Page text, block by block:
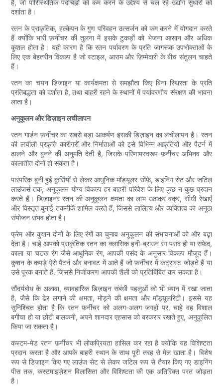
हैं, जो पारिस्थितिक पदचिह्नों को कम करने के उद्देश्य से चल रहे उद्योग सुधारों को
दर्शाता है।
रतन के प्राकृतिक, हल्केपन के गुण परिवहन उत्सर्जन को कम करने में योगदान करते
हैं क्योंकि भारी फ़र्नीचर की तुलना में इसके टुकड़ों को भेजना आसान और अधिक
कुशल होता है। यही कारण है कि रतन पर्यावरण के प्रति जागरूक उपभोक्ताओं के
लिए एक बेहतरीन विकल्प है जो स्टाइल, आराम और ज़िम्मेदारी के बीच संतुलन चाहते
हैं।
रतन का चयन डिजाइन या कार्यक्षमता से समझौता किए बिना स्थिरता के प्रति
प्रतिबद्धता को दर्शाता है, तथा बाहरी रहने के स्थानों में पर्यावरणीय संरक्षण की भावना
लाता है।
अनुकूलन और डिज़ाइन लचीलापन
रतन गार्डन फ़र्नीचर का सबसे बड़ा आकर्षण इसकी डिज़ाइन का लचीलापन है। रतन
की लचीली प्रकृति कारीगरों और निर्माताओं को इसे विभिन्न आकृतियों और पैटर्न में
ढालने और बुनने की अनुमति देती है, जिसके परिणामस्वरूप फ़र्नीचर अभिनव और
कालातीत दोनों हो सकता है।
पारंपरिक बुनी हुई कुर्सियों से लेकर आधुनिक मॉड्यूलर सोफ़े, डाइनिंग सेट और जटिल
लाउंजर्स तक, अनुकूलन योग्य विकल्प हर बाहरी परिवेश के लिए कुछ न कुछ प्रदान
करते हैं। डिज़ाइनर रतन की अनुकूलन क्षमता का लाभ उठाकर वक्र, सीधी रेखाएँ
और विस्तृत बुनाई तकनीकें शामिल करते हैं, जिससे लालित्य और व्यक्तित्व का अनूठा
संयोजन संभव होता है।
फ्रेम और कुशन दोनों के लिए रंगों का चुनाव अनुकूलन की संभावनाओं को और बढ़ा
देता है। चाहे आपको प्राकृतिक रतन का क्लासिक हनी-ब्राउन रंग पसंद हो या सफ़ेद,
काला या चटख रंग जैसे आधुनिक रंग, आपकी पसंद के अनुसार विकल्प मौजूद हैं।
कुशन के कपड़े ऐसे पैटर्न और बनावट में आते हैं जो फ़र्नीचर में कंट्रास्ट जोड़ते हैं या
उसे पूरक बनाते हैं, जिससे निजीकरण आपकी शैली को प्रतिबिंबित कर सकता है।
सौंदर्यबोध के अलावा, व्यावहारिक डिज़ाइन संबंधी पहलुओं को भी ध्यान में रखा जाता
है, जैसे कि ढेर लगाने की क्षमता, मोड़ने की क्षमता और मॉड्यूलरिटी। इससे यह
सुनिश्चित होता है कि रतन फ़र्नीचर को अलग-अलग जगहों पर, चाहे वह विशाल
बगीचा हो या छोटी बालकनी, अपने शानदार एहसास को बरकरार रखते हुए, अनुकूलित
किया जा सकता है।
कस्टम-मेड रतन फ़र्नीचर भी लोकप्रियता हासिल कर रहा है क्योंकि यह विशिष्टता
प्रदान करता है और आपके बाहरी स्थान के साथ पूरी तरह से मेल खाता है। विशेष
रूप से डिज़ाइन किए गए लाउंज सेट से लेकर जटिल रूप से तैयार किए गए डाइनिंग
पीस तक, कस्टमाइज़ेशन विलासिता और विशिष्टता की एक अतिरिक्त परत जोड़ता
है।